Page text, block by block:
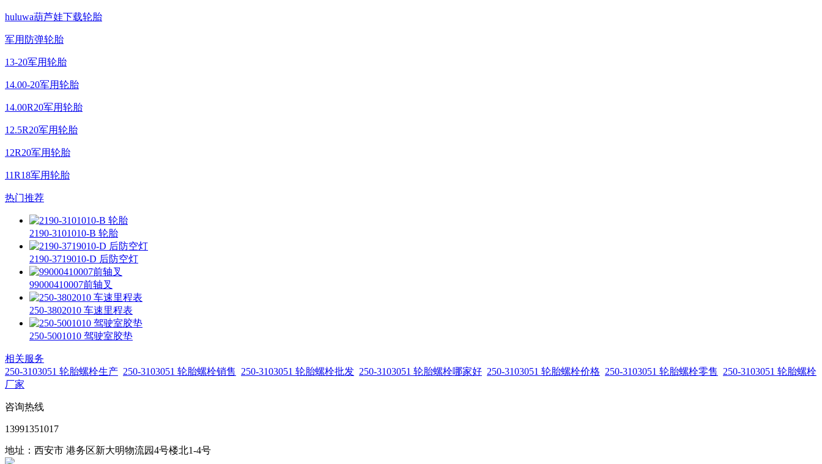
huluwa葫芦娃下载轮胎
军用防弹轮胎
13-20军用轮胎
14.00-20军用轮胎
14.00R20军用轮胎
12.5R20军用轮胎
12R20军用轮胎
11R18军用轮胎
热门推荐
2190-3101010-B 轮胎
2190-3719010-D 后防空灯
99000410007前轴叉
250-3802010 车速里程表
250-5001010 驾驶室胶垫
相关服务
250-3103051 轮胎螺栓生产 250-3103051 轮胎螺栓销售 250-3103051 轮胎螺栓批发 250-3103051 轮胎螺栓哪家好 250-3103051 轮胎螺栓价格 250-3103051 轮胎螺栓零售
250-3103051 轮胎螺栓
厂家
咨询热线
13991351017
地址：西安市 港务区新大明物流园4号楼北1-4号